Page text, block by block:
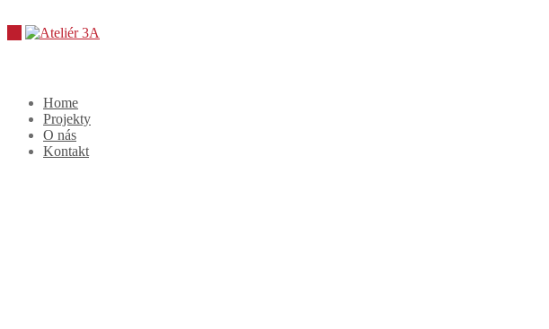
Home
Projekty
O nás
Kontakt